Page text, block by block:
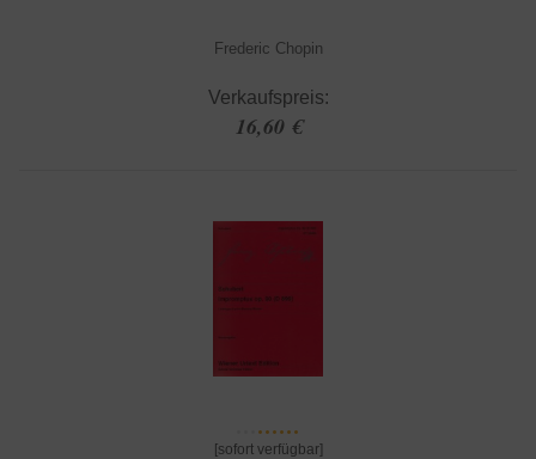
Frederic Chopin
Verkaufspreis:
16,60 €
[sofort verfügbar]